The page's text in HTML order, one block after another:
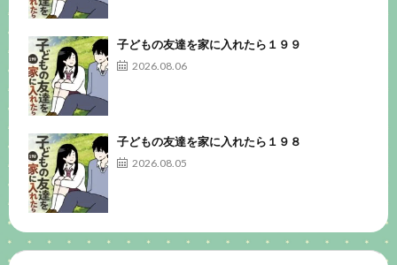
子どもの友達を家に入れたら１９９
2026.08.06
子どもの友達を家に入れたら１９８
2026.08.05